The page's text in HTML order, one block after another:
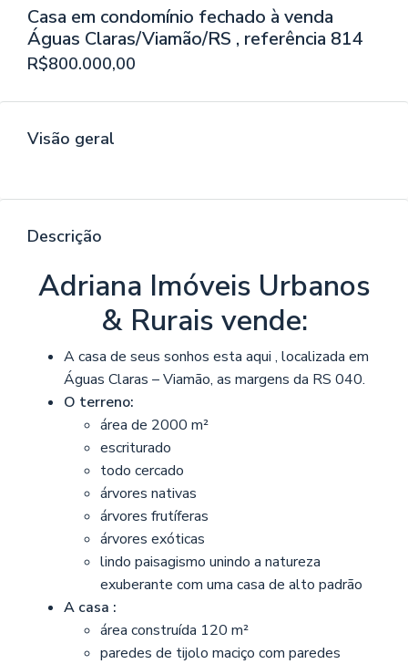
Casa em condomínio fechado à venda
Águas Claras/Viamão/RS , referência 814
R$800.000,00
Visão geral
Descrição
Adriana Imóveis Urbanos
& Rurais vende:
A casa de seus sonhos esta aqui , localizada em
Águas Claras – Viamão, as margens da RS 040.
O terreno:
área de 2000 m²
escriturado
todo cercado
árvores nativas
árvores frutíferas
árvores exóticas
lindo paisagismo unindo a natureza
exuberante com uma casa de alto padrão
A casa :
área construída 120 m²
paredes de tijolo maciço com paredes